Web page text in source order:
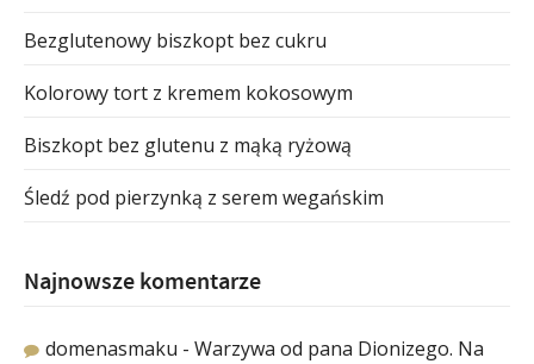
Bezglutenowy biszkopt bez cukru
Kolorowy tort z kremem kokosowym
Biszkopt bez glutenu z mąką ryżową
Śledź pod pierzynką z serem wegańskim
Najnowsze komentarze
domenasmaku - Warzywa od pana Dionizego. Na